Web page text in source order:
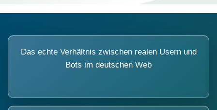
Das echte Verhältnis zwischen realen Usern und
Bots im deutschen Web